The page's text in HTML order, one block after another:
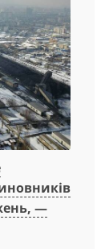
—